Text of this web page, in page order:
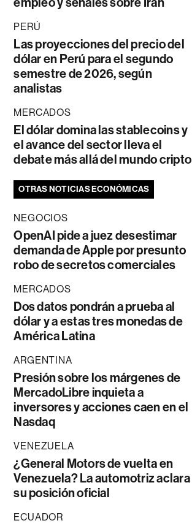
PERÚ
Las proyecciones del precio del
dólar en Perú para el segundo
semestre de 2026, según
analistas
MERCADOS
El dólar domina las stablecoins y
el avance del sector lleva el
debate más allá del mundo cripto
OTRAS NOTICIAS ECONÓMICAS
NEGOCIOS
OpenAI pide a juez desestimar
demanda de Apple por presunto
robo de secretos comerciales
MERCADOS
Dos datos pondrán a prueba al
dólar y a estas tres monedas de
América Latina
ARGENTINA
Presión sobre los márgenes de
MercadoLibre inquieta a
inversores y acciones caen en el
Nasdaq
VENEZUELA
¿General Motors de vuelta en
Venezuela? La automotriz aclara
su posición oficial
ECUADOR